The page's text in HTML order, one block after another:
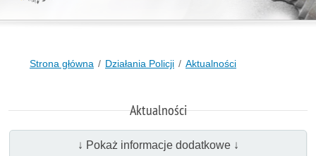
Strona główna Działania Policji Aktualności
Aktualności
↓ Pokaż informacje dodatkowe ↓